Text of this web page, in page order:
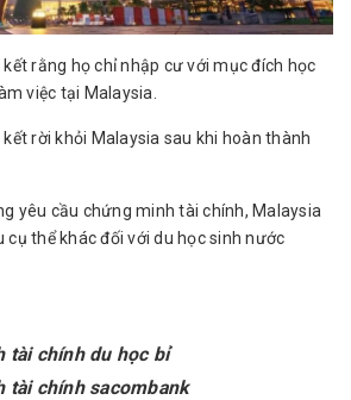
rằng họ chỉ nhập cư với mục đích học
việc tại Malaysia.
rời khỏi Malaysia sau khi hoàn thành
yêu cầu chứng minh tài chính, Malaysia
cụ thể khác đối với du học sinh nước
tài chính du học bỉ
tài chính sacombank